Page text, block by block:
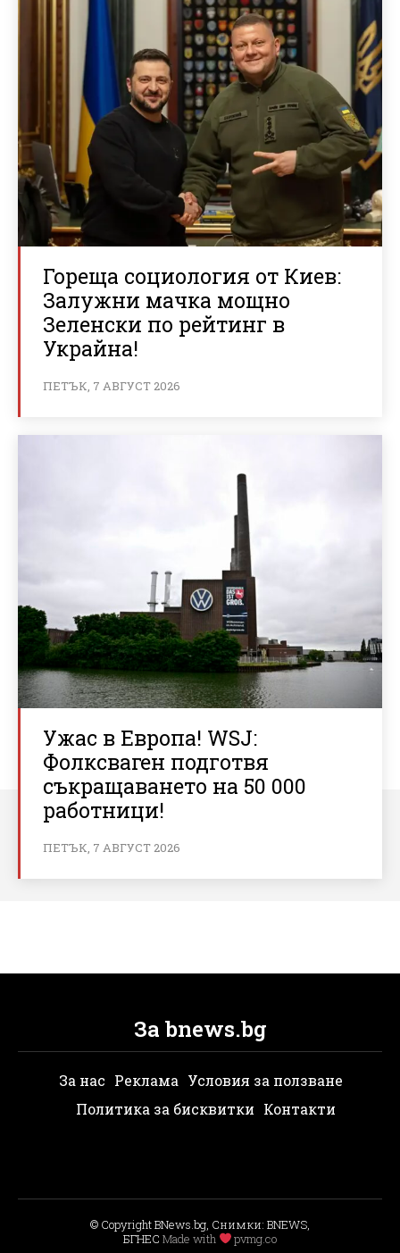
Гореща социология от Киев:
Залужни мачка мощно
Зеленски по рейтинг в
Украйна!
ПЕТЪК, 7 АВГУСТ 2026
Ужас в Европа! WSJ:
Фолксваген подготвя
съкращаването на 50 000
работници!
ПЕТЪК, 7 АВГУСТ 2026
За bnews.bg
За нас Реклама Условия за ползване
Политика за бисквитки Контакти
© Copyright BNews.bg, Снимки: BNEWS,
БГНЕС Мade with pvmg.co